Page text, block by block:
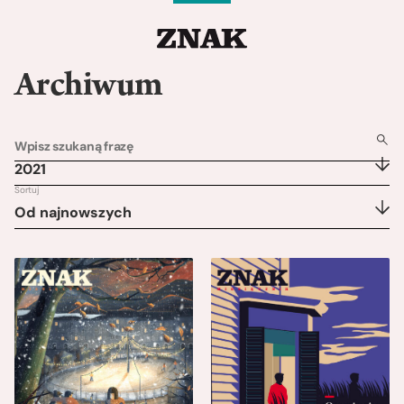
Archiwum
2021
Sortuj
Od najnowszych